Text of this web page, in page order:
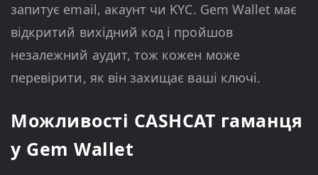
запитує email, акаунт чи KYC. Gem Wallet має
відкритий вихідний код і пройшов
незалежний аудит, тож кожен може
перевірити, як він захищає ваші ключі.
Можливості CASHCAT гаманця
у Gem Wallet